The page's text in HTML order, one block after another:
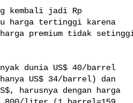
kembali jadi Rp
tertinggi karena
harga premium tidak
dunia US$ 40/barrel
US$ 34/barrel) dan
harusnya dengan harga